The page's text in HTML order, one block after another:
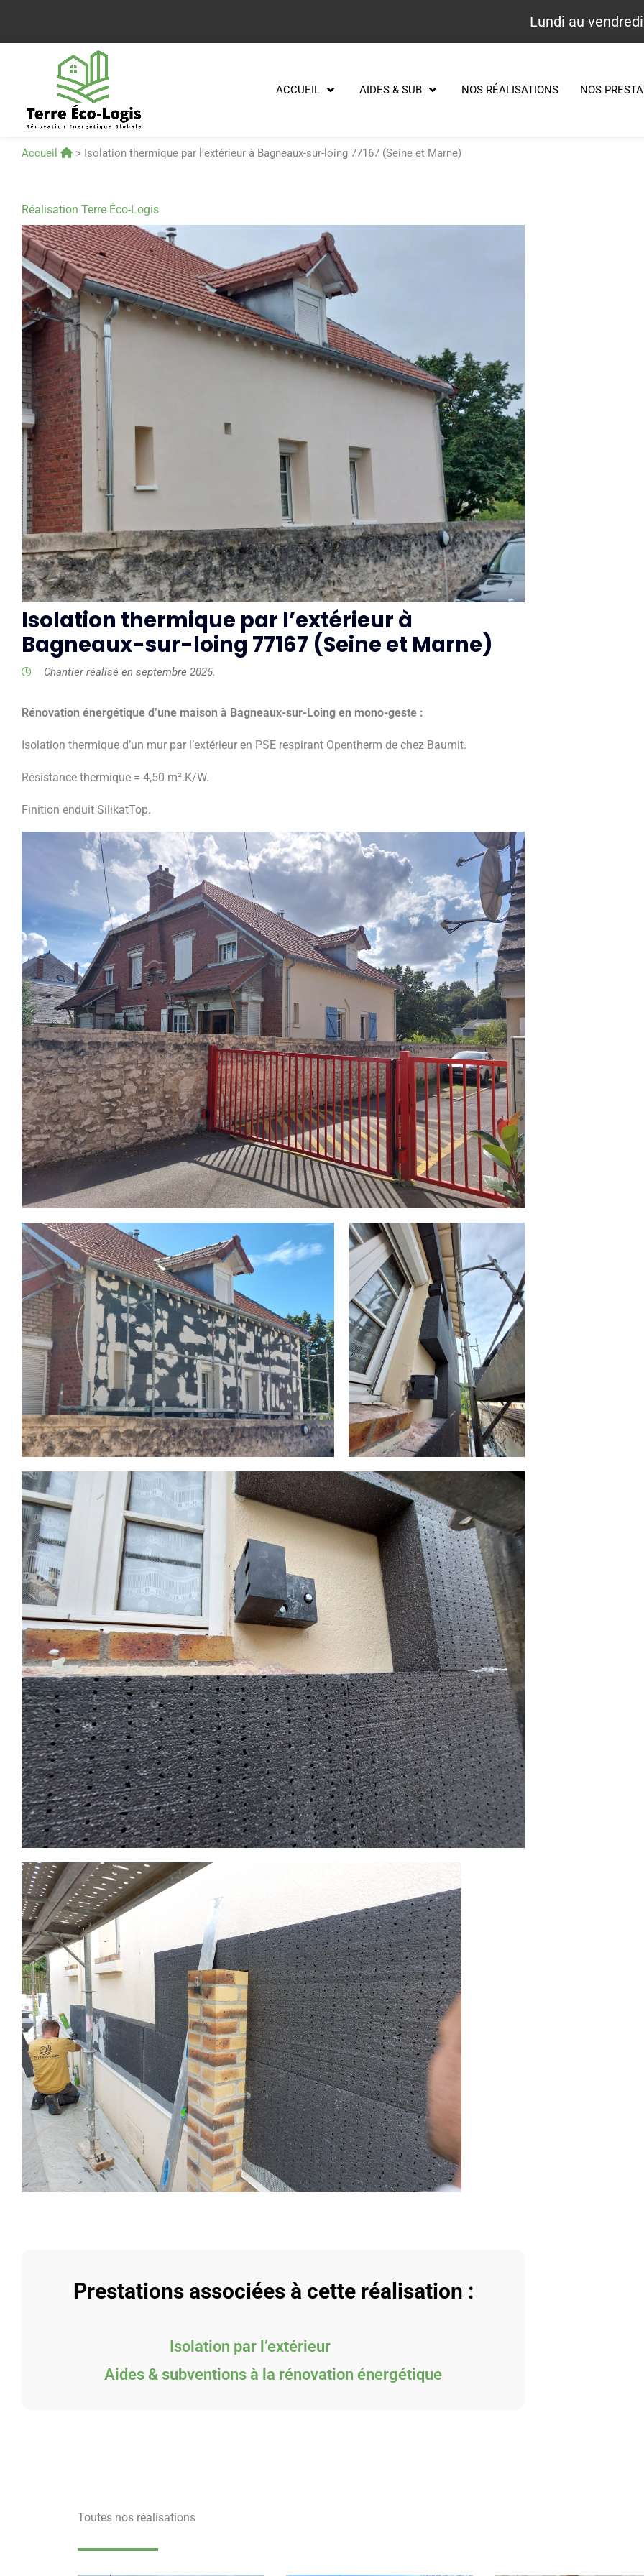
Lundi au
ACCUEIL AIDES & SUB NOS RÉALISATIONS NOS
Accueil > Isolation thermique par l’extérieur à Bagneaux-sur-loing 77167 (Seine et Marne)
Réalisation Terre Éco-Logis
Isolation thermique par l’extérieur à
Bagneaux-sur-loing 77167 (Seine et Marne)
Chantier réalisé en septembre 2025.
Rénovation énergétique d’une maison à Bagneaux-sur-Loing en mono-geste :
Isolation thermique d’un mur par l’extérieur en PSE respirant Opentherm de chez Baumit.
Résistance thermique = 4,50 m².K/W.
Finition enduit SilikatTop.
Prestations associées à cette réalisation :
Isolation par l’extérieur
Aides & subventions à la rénovation énergétique
Toutes nos réalisations